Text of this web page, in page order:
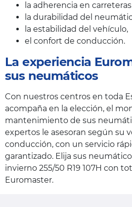
la adherencia en
la durabilidad del
la estabilidad del vehículo,
el confort de conducción.
La experiencia
sus neumáticos
Con nuestros centros en toda
acompaña en la elección, el
mantenimiento de sus
expertos le asesoran según su
conducción, con un servicio
garantizado. Elija sus
invierno 255/50 R19 107H con
Euromaster.